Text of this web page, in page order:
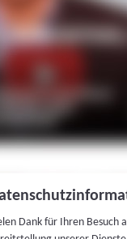
Dank für Ihren Besuch